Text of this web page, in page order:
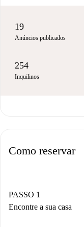
19
Anúncios publicados
254
Inquilinos
Como reservar
PASSO 1
Encontre a sua casa